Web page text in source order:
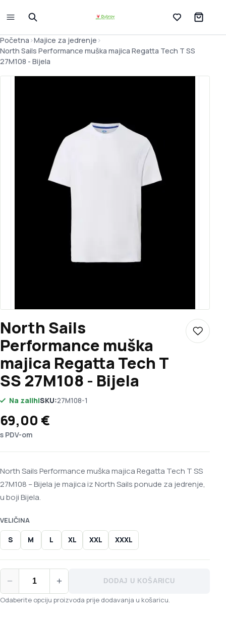
Lista želja
Početna >Majice za jedrenje >
North Sails Performance muška majica Regatta Tech T SS
27M108 - Bijela
North Sails
Performance muška
majica Regatta Tech T
SS 27M108 - Bijela
Dodaj
Na zalihiSKU:27M108-1
69,00 €
s PDV-om
North Sails Performance muška majica Regatta Tech T SS
27M108 – Bijela je majica iz North Sails ponude za jedrenje,
u boji Bijela.
VELIČINA
S M L XL XXL XXXL
−
North Sails Performance muška majica Regatta Tech T SS
+ DODAJ U KOŠARICU
Odaberite opciju proizvoda prije dodavanja u košaricu.